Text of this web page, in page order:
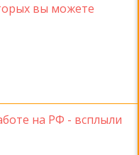
вы можете
на РФ - всплыли